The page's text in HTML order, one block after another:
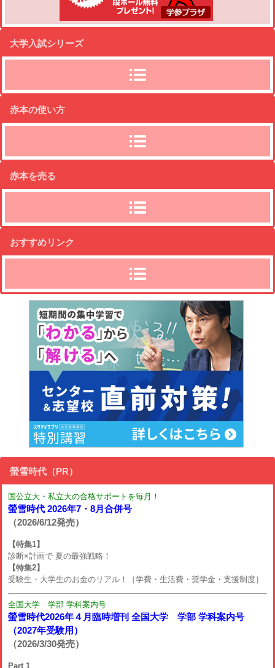
大学入試シリーズ
赤本の使い方
赤本を売る
おすすめリンク
螢雪時代（PR）
国公立大・私立大の合格サポートを毎月！
螢雪時代 2026年7・8月合併号
（2026/6/12発売）
【特集1】
診断×計画で 夏の最強戦略！
【特集2】
受験生・大学生のお金のリアル！［学費・生活費・奨学金・支援制度］
全国大学 学部 学科案内号
螢雪時代2026年４月臨時増刊 全国大学 学部 学科案内号
（2027年受験用）
（2026/3/30発売）
Part 1